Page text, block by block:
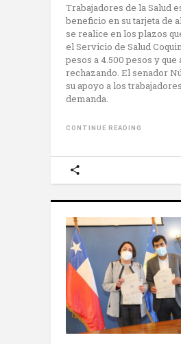
Trabajadores de la Salud
beneficio en su tarjeta de
se realice en los plazos
el Servicio de Salud
pesos a 4.500 pesos y que
rechazando. El senador
su apoyo a los
demanda.
CONTINUE READING